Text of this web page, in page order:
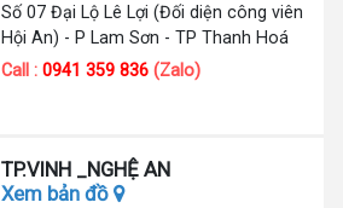
Số 07 Đại Lộ Lê Lợi (Đối diện công viên
Hội An) - P Lam Sơn - TP Thanh Hoá
Call :0941 359 836 (Zalo)
TP.VINH _NGHỆ AN
Xem bản đồ